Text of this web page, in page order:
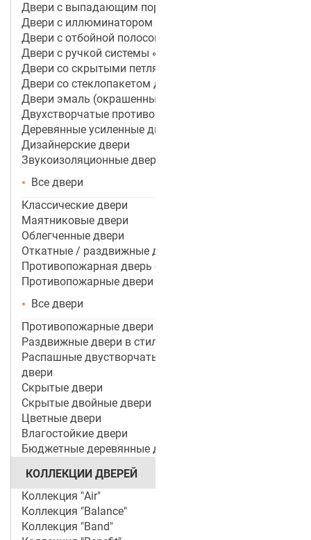
Двери с выпадающим порогом / беспороговые
Двери с иллюминатором
Двери с отбойной полосой (пластиной)
Двери с ручкой системы «Антипаника»
Двери со скрытыми петлями
Двери со стеклопакетом для объектов
Двери эмаль (окрашенные по RAL)
Двухстворчатые противопожарные двери
Деревянные усиленные двери
Дизайнерские двери
Звукоизоляционные двери
Все двери
Классические двери
Маятниковые двери
Облегченные двери
Откатные / раздвижные двери
Противопожарная дверь со стеклом
Противопожарные двери
Все двери
Противопожарные двери ei 60
Раздвижные двери в стиле лофт
Распашные двустворчатые межкомнатные
двери
Скрытые двери
Скрытые двойные двери
Цветные двери
Влагостойкие двери
Бюджетные деревянные двери
КОЛЛЕКЦИИ ДВЕРЕЙ
Коллекция "Air"
Коллекция "Balance"
Коллекция "Band"